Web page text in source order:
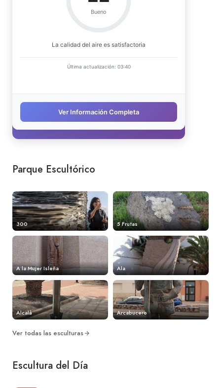
Parque Escultórico
300 5 Frutas
A la Mujer Isleña Ala
Alcalá Arcabucero
Ver todas las esculturas
Escultura del Día